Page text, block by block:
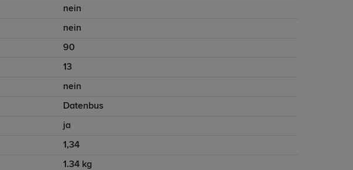
nein
nein
90
13
nein
Datenbus
ja
1,34
1.34 kg